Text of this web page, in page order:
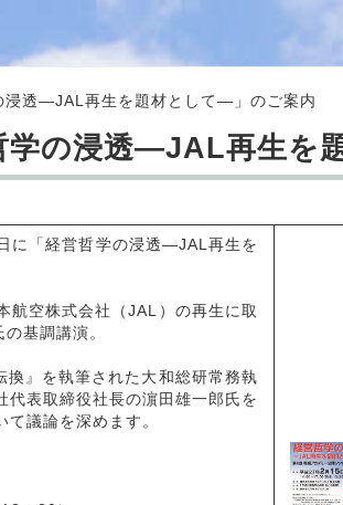
浸透―JAL再生を題材として―」のご案内
学の浸透―JAL再生を
に「経営哲学の浸透―JAL再生を
空株式会社（JAL）の再生に取
基調講演。
』を執筆された大和総研常務執
表取締役社長の濵田雄一郎氏を
議論を深めます。